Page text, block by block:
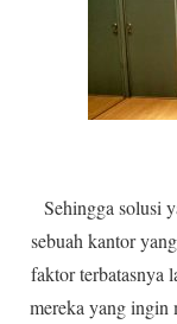
Sehingga solusi
sebuah kantor
faktor terbatasnya
mereka yang ingin